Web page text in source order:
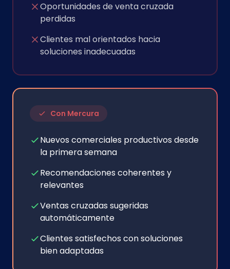
Oportunidades de venta cruzada
perdidas
Clientes mal orientados hacia
soluciones inadecuadas
Con Mercura
Nuevos comerciales productivos desde
la primera semana
Recomendaciones coherentes y
relevantes
Ventas cruzadas sugeridas
automáticamente
Clientes satisfechos con soluciones
bien adaptadas